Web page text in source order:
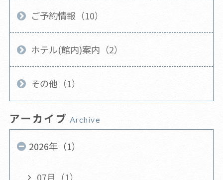
ご予約情報（10）
ホテル(館内)案内（2）
その他（1）
アーカイブ Archive
2026年（1）
07月（1）